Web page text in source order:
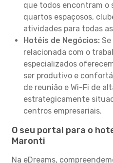
que todos encontram o
quartos espaçosos,
atividades para todas
Hotéis de Negócios:
relacionada com o
especializados
ser produtivo e
de reunião e Wi-Fi de
estrategicamente
centros empresariais.
O seu portal para o
Maronti
Na eDreams,